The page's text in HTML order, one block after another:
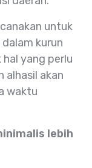
untuk
kurun
yang perlu
alhasil akan
waktu
lebih